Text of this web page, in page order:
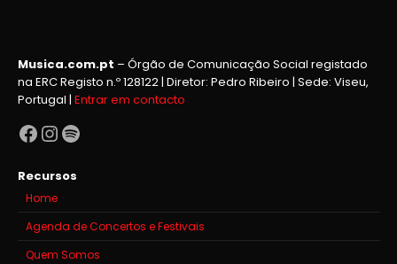
Musica.com.pt – Órgão de Comunicação Social registado
na ERC Registo n.º 128122 | Diretor: Pedro Ribeiro | Sede: Viseu,
Portugal | Entrar em contacto
Facebook
Instagram
Spotify
Recursos
Home
Agenda de Concertos e Festivais
Quem Somos